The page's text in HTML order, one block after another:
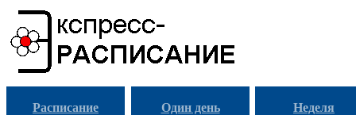
Расписание Один день Неделя